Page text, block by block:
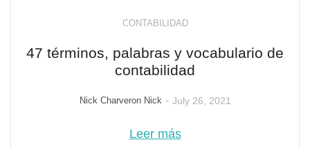
CONTABILIDAD
47 términos, palabras y vocabulario de
contabilidad
Nick Charveron Nick - July 26, 2021
Leer más